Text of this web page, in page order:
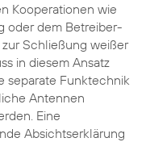
Kooperationen wie
oder dem Betreiber-
Schließung weißer
in diesem Ansatz
separate Funktechnik
Antennen
Eine
Absichtserklärung